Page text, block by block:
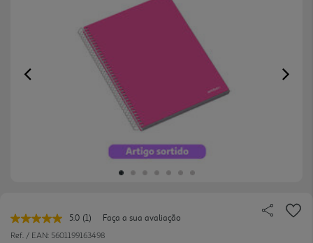
Previous
5.0 Leu
uma
(1)
Faça a sua avaliação
Ref. / EAN: 5601199163498